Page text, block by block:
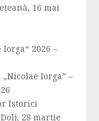
16 mai
2026 –
Iorga” –
Istorici
28 martie